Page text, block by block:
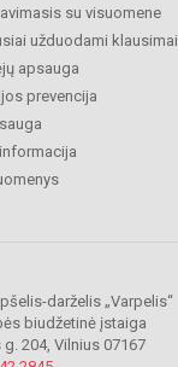
su visuomene
užduodami klausimai
apsauga
prevencija
darželis „Varpelis“
biudžetinė įstaiga
204, Vilnius 07167